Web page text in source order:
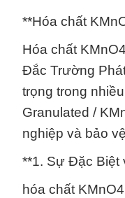
**Hóa chất
Hóa chất
Đắc Trường
trọng trong
Granulated /
nghiệp và bảo
**1. Sự Đặc Biệt
hóa chất